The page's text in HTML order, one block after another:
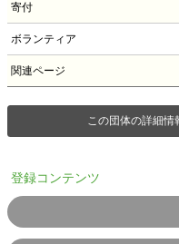
寄付
ボランティア
関連ページ
この団体の詳細情
登録コンテンツ